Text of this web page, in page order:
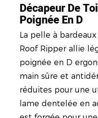
Décapeur De
Poignée En D
La pelle à
Roof Ripper allie
poignée en D
main sûre et
réduites pour une
lame dentelée en